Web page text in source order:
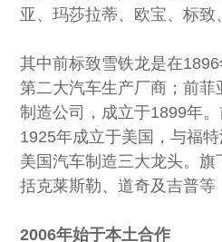
亚、玛莎拉蒂、欧宝、标致
其中前标致雪铁龙是在
第二大汽车生产厂商；前
制造公司，成立于1899年
1925年成立于美国，与福
美国汽车制造三大龙头。
括克莱斯勒、道奇及吉普等
2006年始于本土合作